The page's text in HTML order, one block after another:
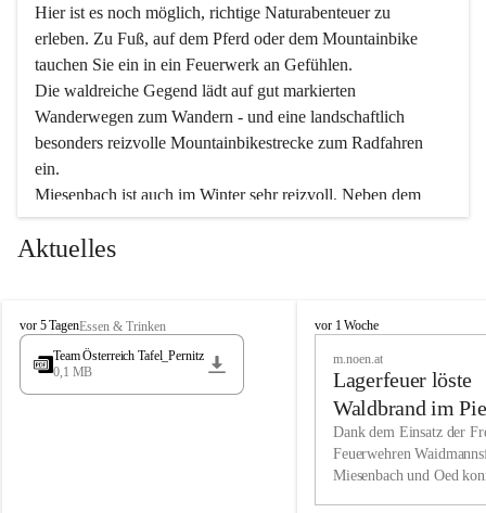
Hier ist es noch möglich, richtige Naturabenteuer zu
erleben. Zu Fuß, auf dem Pferd oder dem Mountainbike
tauchen Sie ein in ein Feuerwerk an Gefühlen.
Die waldreiche Gegend lädt auf gut markierten
Wanderwegen zum Wandern - und eine landschaftlich
besonders reizvolle Mountainbikestrecke zum Radfahren
ein.
Miesenbach ist auch im Winter sehr reizvoll. Neben dem
Eisstockschießen gibt es auf dem nahe gelegenen Unterberg
wunderschöne Naturschneepisten, die zum Schifahren oder
vielfältige Angebot unserer Kulturvereine.
Überzeugen Sie sich selbst, dass Sie in Miesenbach sowie
in den Beherbergungsbetrieben, Gaststätten und urigen
Wir kennen Miesenbach als lebens- und liebenswerten Ort.
Tradition und Innovation werden ebenso groß geschrieben
Aktuelles
M
i
s
vor 5 TagenEssen & Trinken
Team Österreich Tafel_Pernitz
0,1 MB
M
h
vor 1 Woche
m.noen.at
Lagerfeuer löste
Waldbrand im
aus
Dank dem Einsatz der
Feuerwehren
Miesenbach und Oed